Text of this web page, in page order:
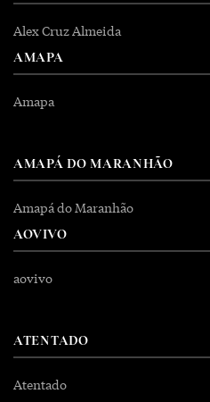
Alex Cruz Almeida
AMAPA
Amapa
AMAPÁ DO MARANHÃO
Amapá do Maranhão
AOVIVO
aovivo
ATENTADO
Atentado